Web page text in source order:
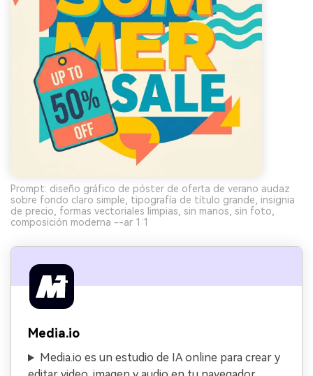
Prompt: diseño gráfico de póster de oferta de verano audaz
sobre fondo claro simple, tipografía de título grande, insignia
de precio, formas vectoriales limpias, sin manos, sin foto,
composición moderna --ar 1:1
Media.io
Media.io es un estudio de IA online para crear y